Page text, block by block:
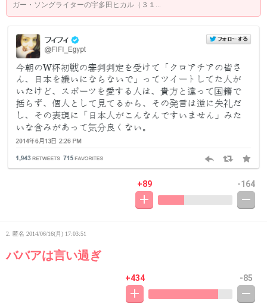
ガー・ソングライターの宇多田ヒカル（３１...
+89 -164
2. 匿名 2014/06/16(月) 17:03:51
ババアは言い過ぎ
+434 -85